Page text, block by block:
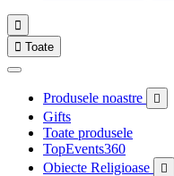

 Toate
Produsele noastre 
Gifts
Toate produsele
TopEvents360
Obiecte Religioase
